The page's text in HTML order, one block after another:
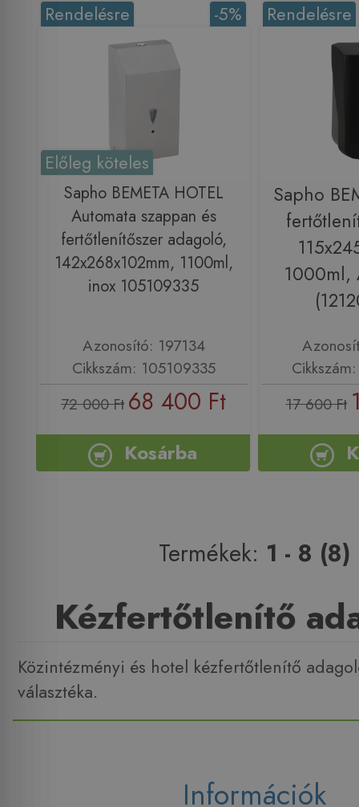
-5%
Rendelésre
Előleg köteles
Sapho BEMETA HOTEL
Automata szappan és
fertőtlenítőszer adagoló,
142x268x102mm, 1100ml,
inox 105109335
Azonosító: 197134
Cikkszám: 105109335
72 000 Ft 68 400 Ft
Kosárba
Rendelésre
Sapho
1000ml,
17 600 Ft
Termékek: 1 - 8 (8)
Kézfertőtlenítő
Közintézményi és hotel kézfertőtlenítő
választéka.
Információk